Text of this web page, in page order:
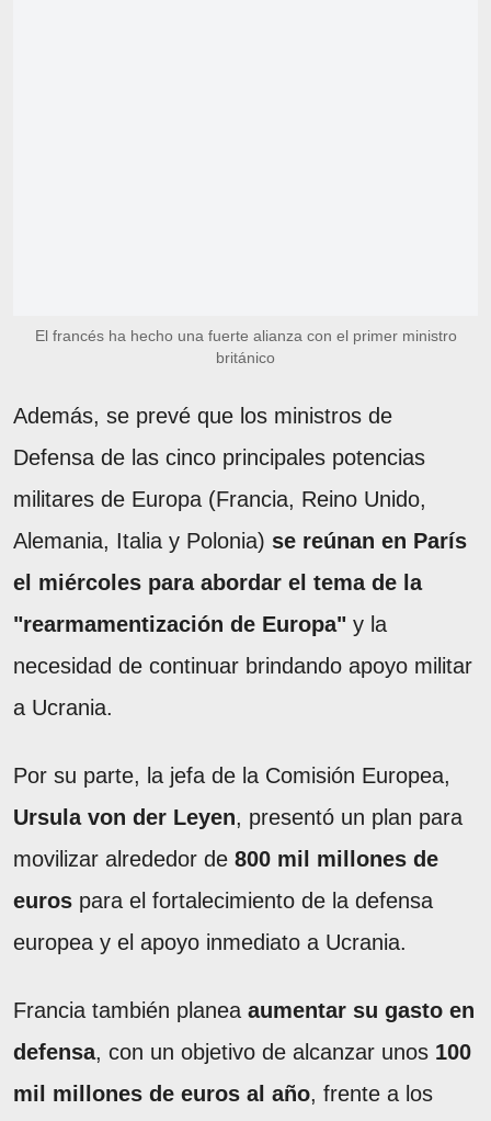
El francés ha hecho una fuerte alianza con el primer ministro
británico
Además, se prevé que los ministros de
Defensa de las cinco principales potencias
militares de Europa (Francia, Reino Unido,
Alemania, Italia y Polonia) se reúnan en París
el miércoles para abordar el tema de la
"rearmamentización de Europa" y la
necesidad de continuar brindando apoyo militar
a Ucrania.
Por su parte, la jefa de la Comisión Europea,
Ursula von der Leyen, presentó un plan para
movilizar alrededor de 800 mil millones de
euros para el fortalecimiento de la defensa
europea y el apoyo inmediato a Ucrania.
Francia también planea aumentar su gasto en
defensa, con un objetivo de alcanzar unos 100
mil millones de euros al año, frente a los